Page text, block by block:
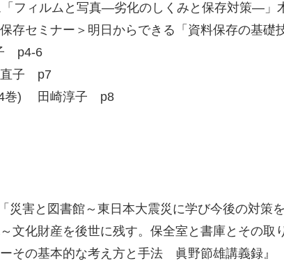
「フィルムと写真―劣化のしくみと保存対策―
存セミナー＞明日からできる「資料保存の基
p4-6
直子 p7
24巻) 田崎淳子 p8
災害と図書館～東日本大震災に学び今後の対
～文化財産を後世に残す。保全室と書庫とそ
ーその基本的な考え方と手法 眞野節雄講義録